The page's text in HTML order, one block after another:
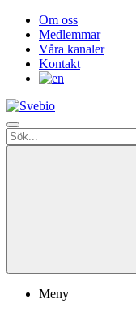
Om oss
Medlemmar
Våra kanaler
Kontakt
Meny